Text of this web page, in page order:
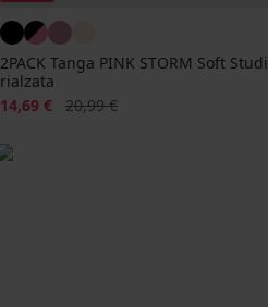
2PACK Tanga PINK STORM Soft
rialzata
Sconto
14,69 € Prezzo originale
20,99 €